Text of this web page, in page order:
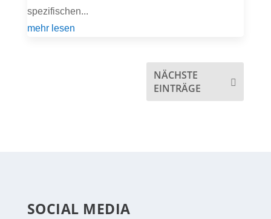
spezifischen...
mehr lesen
NÄCHSTE
EINTRÄGE
SOCIAL MEDIA